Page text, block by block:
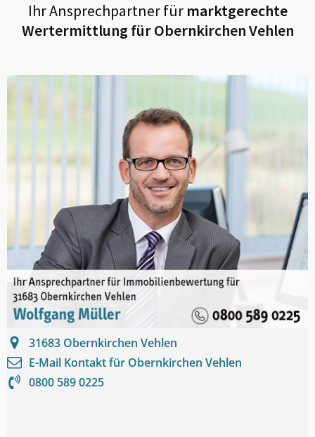
Ihr Ansprechpartner fürmarktgerechte
Wertermittlung fürObernkirchen Vehlen
31683 Obernkirchen Vehlen
E-Mail Kontakt für Obernkirchen Vehlen
0800 589 0225